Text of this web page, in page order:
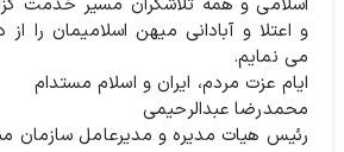
اسلامی و همه تلاشگران مسیر خدمت
و اعتلا و آبادانی میهن اسلامیمان را
می نمایم.
ایام عزت مردم، ایران و اسلام مستدام
محمدرضا عبدالرحیمی
رئیس هیات مدیره و مدیرعامل سازمان